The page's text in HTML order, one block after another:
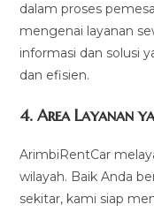
dalam proses
mengenai layanan
informasi dan solusi
dan efisien.
4.Area Layanan
ArimbiRentCar
wilayah. Baik Anda
sekitar, kami siap